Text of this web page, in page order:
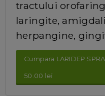
tractului
laringite,
herpangine,
Cumpara LARIDEP
50.00 lei